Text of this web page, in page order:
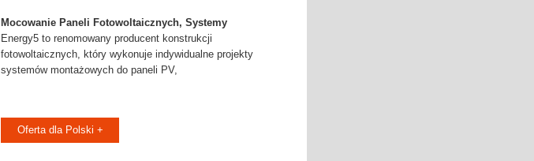
Mocowanie Paneli Fotowoltaicznych, Systemy
Energy5 to renomowany producent konstrukcji
fotowoltaicznych, który wykonuje indywidualne projekty
systemów montażowych do paneli PV,
Oferta dla Polski +